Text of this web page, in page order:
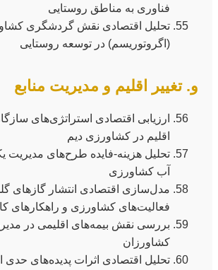
فناوری به مناطق روستایی
تحلیل اقتصادی نقش گردشگری
(اگروتوریسم) در توسعه روستایی
و. تغییر اقلیم و مدیریت منابع
ارزیابی اقتصادی استراتژی‌های
اقلیم در کشاورزی دیم
تحلیل هزینه-فایده طرح‌های مدیریت
آب کشاورزی
مدل‌سازی اقتصادی انتشار گازهای
فعالیت‌های کشاورزی و راهکارهای
بررسی نقش بیمه‌های اقلیمی در
کشاورزان
تحلیل اقتصادی اثرات پدیده‌های حدی